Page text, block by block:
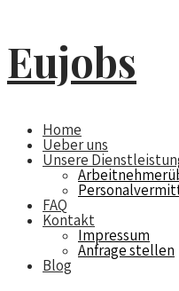
Eujobs
Home
Ueber uns
Unsere
FAQ
Kontakt
Impressum
Anfrage stellen
Blog